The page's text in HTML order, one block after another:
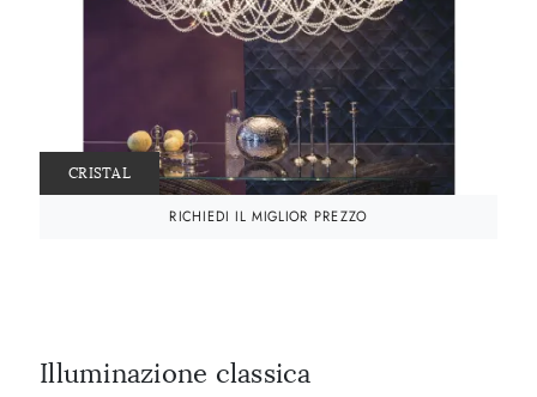
CRISTAL
RICHIEDI IL MIGLIOR PREZZO
Illuminazione classica